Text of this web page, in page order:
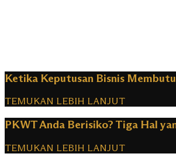
Ketika Keputusan Bisnis
TEMUKAN LEBIH LANJUT
PKWT Anda Berisiko? Tiga Hal
TEMUKAN LEBIH LANJUT